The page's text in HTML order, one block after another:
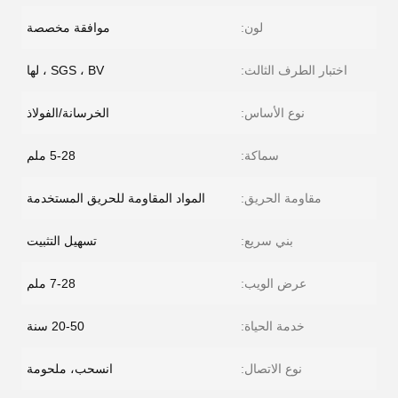
لون: موافقة مخصصة
اختبار الطرف الثالث: SGS ، BV ، لها
نوع الأساس: الخرسانة/الفولاذ
سماكة: 5-28 ملم
مقاومة الحريق: المواد المقاومة للحريق المستخدمة
بني سريع: تسهيل التثبيت
عرض الويب: 7-28 ملم
خدمة الحياة: 20-50 سنة
نوع الاتصال: انسحب، ملحومة